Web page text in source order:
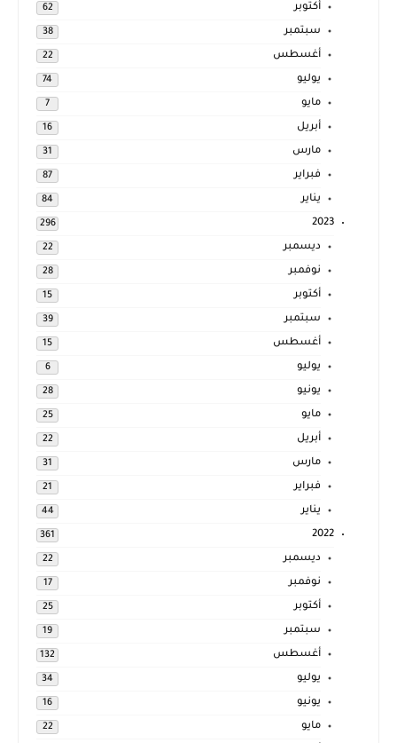
أكتوبر 62
سبتمبر 38
أغسطس 22
يوليو 74
مايو 7
أبريل 16
مارس 31
فبراير 87
يناير 84
2023
296
ديسمبر 22
نوفمبر 28
أكتوبر 15
سبتمبر 39
أغسطس 15
يوليو 6
يونيو 28
مايو 25
أبريل 22
مارس 31
فبراير 21
يناير 44
2022
361
ديسمبر 22
نوفمبر 17
أكتوبر 25
سبتمبر 19
أغسطس 132
يوليو 34
يونيو 16
مايو 22